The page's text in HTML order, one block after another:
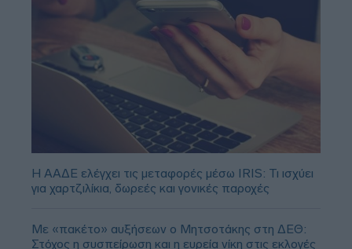
Η ΑΑΔΕ ελέγχει τις μεταφορές μέσω IRIS: Τι ισχύει
για χαρτζιλίκια, δωρεές και γονικές παροχές
Με «πακέτο» αυξήσεων ο Μητσοτάκης στη ΔΕΘ:
Στόχος η συσπείρωση και η ευρεία νίκη στις εκλογές